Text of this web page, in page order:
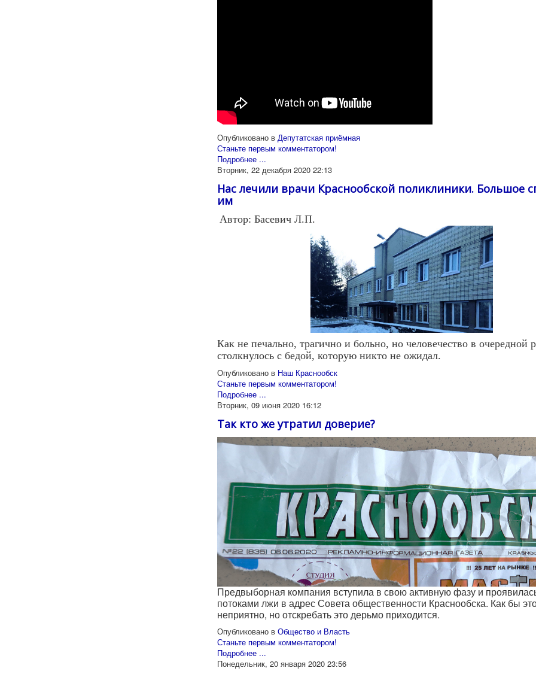
Опубликовано в Депутатская приёмная
Станьте первым комментатором!
Подробнее ...
Вторник, 22 декабря 2020 22:13
Нас лечили врачи Краснообской поликлиники. Большое
им
Автор: Басевич Л.П.
Как не печально, трагично и больно, но человечество в очередной
столкнулось с бедой, которую никто не ожидал.
Опубликовано в Наш Краснообск
Станьте первым комментатором!
Подробнее ...
Вторник, 09 июня 2020 16:12
Так кто же утратил доверие?
Предвыборная компания вступила в свою активную фазу и
потоками лжи в адрес Совета общественности Краснообска. Как бы
неприятно, но отскребать это дерьмо приходится.
Опубликовано в Общество и Власть
Станьте первым комментатором!
Подробнее ...
Понедельник, 20 января 2020 23:56